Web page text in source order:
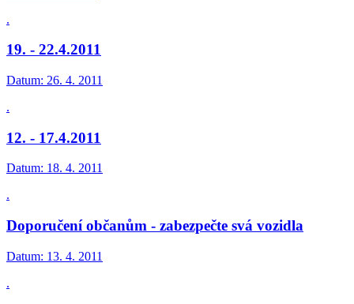
.
19. - 22.4.2011
Datum: 26. 4. 2011
.
12. - 17.4.2011
Datum: 18. 4. 2011
.
Doporučení občanům - zabezpečte svá vozidla
Datum: 13. 4. 2011
.